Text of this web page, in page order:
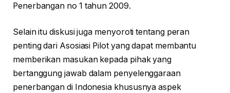
Penerbangan no 1 tahun 2009.
Selain itu diskusi juga menyoroti tentang peran
penting dari Asosiasi Pilot yang dapat membantu
memberikan masukan kepada pihak yang
bertanggung jawab dalam penyelenggaraan
penerbangan di Indonesia khususnya aspek